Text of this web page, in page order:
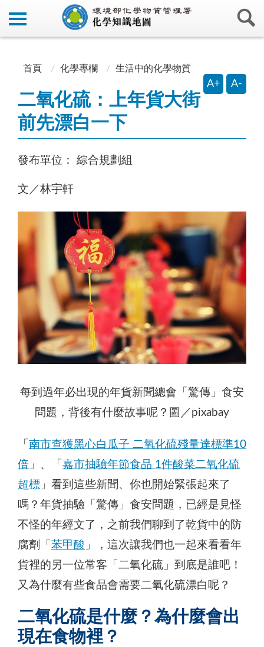
首頁 化學專欄 生活中的化學物質
A+ A-
二氧化硫：上年貨大街
前先漂白一下
發布單位： 綜合規劃組
文／林宇軒
每到過年必出現的年貨新聞總會「驚傳」食安
問題，背後有什麼故事呢？圖／pixabay
「 南市查獲黑心白瓜子 二氧化硫殘量達標準10
倍 」、「 嘉市抽驗年節食品 1件酸菜二氧化硫
超標 」看到這些新聞、你也開始緊張起來了
嗎？年貨抽驗「驚傳」食安問題，已經是見怪
不怪的年經文了，之前我們聊到了乾貨中的防
腐劑「 苯甲酸 」，這次讓我們也一起來看看年
貨裡的另一位常客「二氧化硫」到底是誰吧！
又為什麼有些食品會需要二氧化硫漂白呢？
二氧化硫是什麼？為什麼會出
現在食物裡？